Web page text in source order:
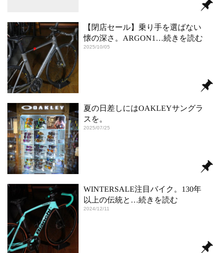
【閉店セール】乗り手を選ばない
懐の深さ。ARGON1 …続きを読む
2025/10/05
夏の日差しにはOAKLEYサングラ
スを。
2025/07/25
WINTERSALE注目バイク。130年
以上の伝統と …続きを読む
2024/12/11